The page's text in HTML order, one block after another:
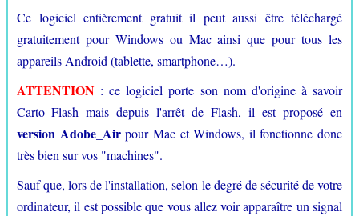
Ce logiciel entièrement gratuit il peut aussi être téléchargé
gratuitement pour Windows ou Mac ainsi que pour tous les
appareils Android (tablette, smartphone…).
ATTENTION : ce logiciel porte son nom d'origine à savoir
Carto_Flash mais depuis l'arrêt de Flash, il est proposé en
version Adobe_Airpour Mac et Windows, il fonctionne donc
très bien sur vos "machines".
Sauf que, lors de l'installation, selon le degré de sécurité de votre
ordinateur, il est possible que vous allez voir apparaître un signal